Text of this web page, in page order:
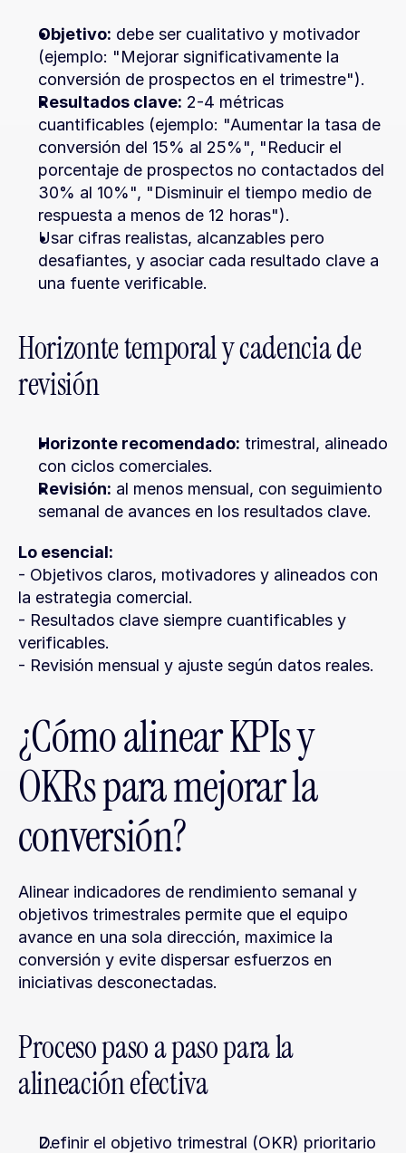
Objetivo: debe ser cualitativo y motivador
(ejemplo: "Mejorar significativamente la
conversión de prospectos en el trimestre").
Resultados clave: 2-4 métricas
cuantificables (ejemplo: "Aumentar la tasa de
conversión del 15% al 25%", "Reducir el
porcentaje de prospectos no contactados del
30% al 10%", "Disminuir el tiempo medio de
respuesta a menos de 12 horas").
Usar cifras realistas, alcanzables pero
desafiantes, y asociar cada resultado clave a
una fuente verificable.
Horizonte temporal y cadencia de
revisión
Horizonte recomendado: trimestral, alineado
con ciclos comerciales.
Revisión: al menos mensual, con seguimiento
semanal de avances en los resultados clave.
Lo esencial:
- Objetivos claros, motivadores y alineados con
la estrategia comercial.
- Resultados clave siempre cuantificables y
verificables.
- Revisión mensual y ajuste según datos reales.
¿Cómo alinear KPIs y
OKRs para mejorar la
conversión?
Alinear indicadores de rendimiento semanal y
objetivos trimestrales permite que el equipo
avance en una sola dirección, maximice la
conversión y evite dispersar esfuerzos en
iniciativas desconectadas.
Proceso paso a paso para la
alineación efectiva
Definir el objetivo trimestral (OKR) prioritario